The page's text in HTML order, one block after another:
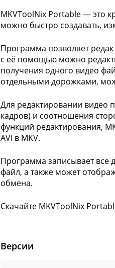
MKVToolNix Portable — это
можно быстро создавать,
Программа позволяет
с её помощью можно
получения одного видео
отдельными дорожками,
Для редактировании видео
кадров) и соотношения
функций редактирования,
AVI в MKV.
Программа записывает все
файл, а также может
обмена.
Скачайте MKVToolNix
Версии